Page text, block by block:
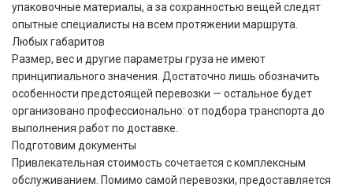
упаковочные материалы, а за сохранностью вещей следят
опытные специалисты на всем протяжении маршрута.
Любых габаритов
Размер, вес и другие параметры груза не имеют
принципиального значения. Достаточно лишь обозначить
особенности предстоящей перевозки — остальное будет
организовано профессионально: от подбора транспорта до
выполнения работ по доставке.
Подготовим документы
Привлекательная стоимость сочетается с комплексным
обслуживанием. Помимо самой перевозки, предоставляется